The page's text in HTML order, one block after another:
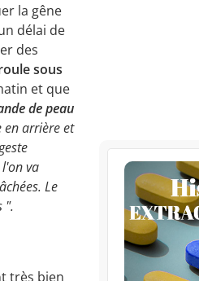
la gêne
délai de
des
sous
et que
de peau
en arrière et
va
Le
".
très bien